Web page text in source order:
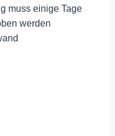
muss einige Tage
werden